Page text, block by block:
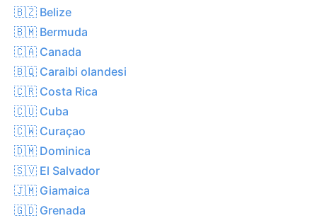
🇧🇿 Belize
🇧🇲 Bermuda
🇨🇦 Canada
🇧🇶 Caraibi olandesi
🇨🇷 Costa Rica
🇨🇺 Cuba
🇨🇼 Curaçao
🇩🇲 Dominica
🇸🇻 El Salvador
🇯🇲 Giamaica
🇬🇩 Grenada